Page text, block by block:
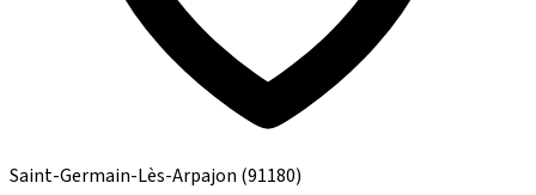
Saint-Germain-Lès-Arpajon (91180)